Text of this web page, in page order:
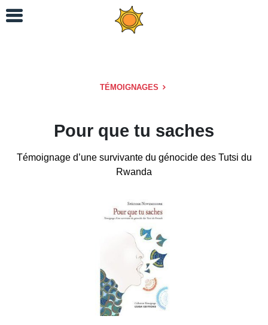
TÉMOIGNAGES
Pour que tu saches
Témoignage d’une survivante du génocide des Tutsi du
Rwanda